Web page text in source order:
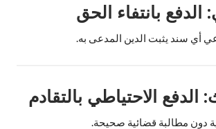
الدفع بانتفاء الحق
أي سند يثبت الدين المدعى به.
الدفع الاحتياطي بالتقادم
دون مطالبة قضائية صحيحة.